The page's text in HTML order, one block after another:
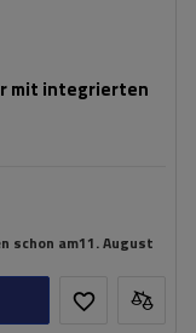
mit integrierten
schon am11. August